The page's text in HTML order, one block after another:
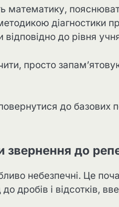
діагностики
до рівня
просто
до
звернення до
небезпечні. Це
дробів і відсотків,